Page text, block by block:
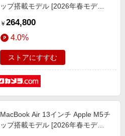
ップ搭載モデル [2026年春モデ
CPUと10コアGPU] シルバー
MDV94J/A
￥ 264,800
4.0%
ストアにすすむ
MacBook Air 13インチ Apple M5チ
ップ搭載モデル [2026年春モデ